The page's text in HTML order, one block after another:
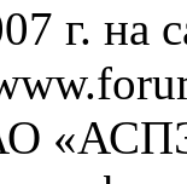
г. на